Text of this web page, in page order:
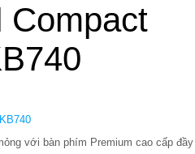
Compact
với bàn phím Premium cao cấp đầy